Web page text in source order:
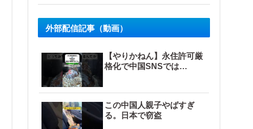
外部配信記事（動画）
【やりかねん】永住許可厳
格化で中国SNSでは…
この中国人親子やばすぎ
る。日本で窃盗